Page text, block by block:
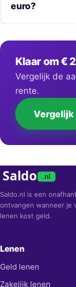
euro?
Klaar om €
Vergelijk de
rente.
Vergelijk
Saldo .nl
Saldo.nl is een
ontvangen wanneer je
lenen kost geld.
Lenen
Geld lenen
Zakelijk lenen